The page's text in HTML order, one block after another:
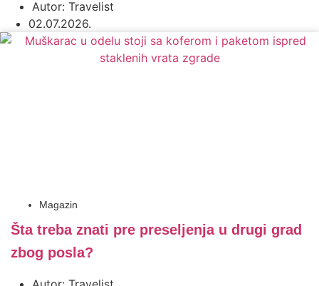
Autor: Travelist
02.07.2026.
Magazin
Šta treba znati pre preseljenja u drugi grad
zbog posla?